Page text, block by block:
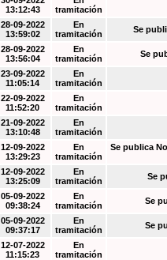
13:12:43
tramitación
28-09-2022
13:59:02
En
tramitación
Se
28-09-2022
13:56:04
En
tramitación
Se
23-09-2022
11:05:14
En
tramitación
22-09-2022
11:52:20
En
tramitación
21-09-2022
13:10:48
En
tramitación
12-09-2022
13:29:23
En
tramitación
Se publica
12-09-2022
13:25:09
En
tramitación
Se
05-09-2022
09:38:24
En
tramitación
Se
05-09-2022
09:37:17
En
tramitación
Se
12-07-2022
11:15:23
En
tramitación